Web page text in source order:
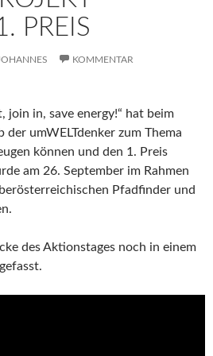
PREIS
KOMMENTAR
join in, save energy!“ hat beim
umWELTdenker zum Thema
können und den 1. Preis
am 26. September im Rahmen
Pfadfinder und
des Aktionstages noch in einem